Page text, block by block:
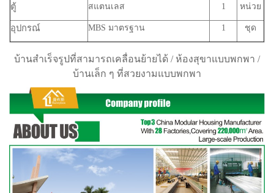
ตู้ สแตนเลส 1 หน่วย
อุปกรณ์ MBS มาตรฐาน 1 ชุด
บ้านสำเร็จรูปที่สามารถเคลื่อนย้ายได้ / ห้องสุขาแบบพกพา /
บ้านเล็ก ๆ ที่สวยงามแบบพกพา